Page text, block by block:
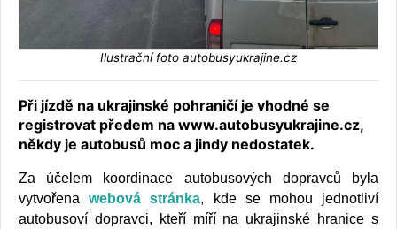
Ilustrační foto autobusyukrajine.cz
Při jízdě na ukrajinské pohraničí je vhodné se
registrovat předem na www.autobusyukrajine.cz,
někdy je autobusů moc a jindy nedostatek.
Za účelem koordinace autobusových dopravců byla
vytvořenawebová stránka, kde se mohou jednotliví
autobusoví dopravci, kteří míří na ukrajinské hranice s